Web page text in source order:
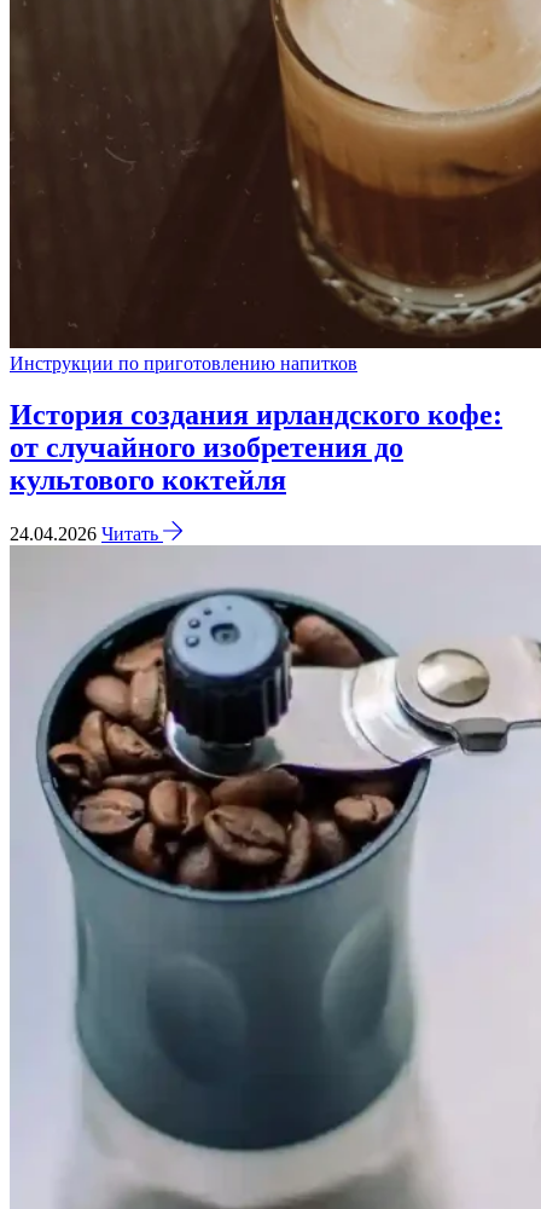
Инструкции по приготовлению напитков
История создания ирландского кофе:
от случайного изобретения до
культового коктейля
24.04.2026 Читать